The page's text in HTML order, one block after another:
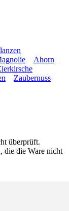
Ahorn
Zaubernuss
überprüft.
die die Ware nicht